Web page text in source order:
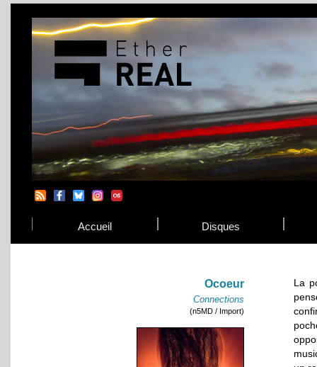
Accueil Disques
Ocoeur
Connections
(n5MD / Import)
La